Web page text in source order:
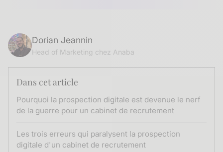
Dorian Jeannin
Head of Marketing chez Anaba
Dans cet article
Pourquoi la prospection digitale est devenue le nerf
de la guerre pour un cabinet de recrutement
Les trois erreurs qui paralysent la prospection
digitale d'un cabinet de recrutement